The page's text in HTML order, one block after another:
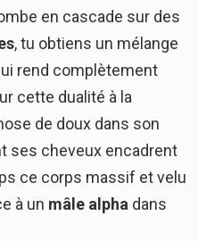
en cascade sur des
, tu obtiens un mélange
rend complètement
cette dualité à la
de doux dans son
ses cheveux encadrent
ce corps massif et velu
à un mâle alpha dans